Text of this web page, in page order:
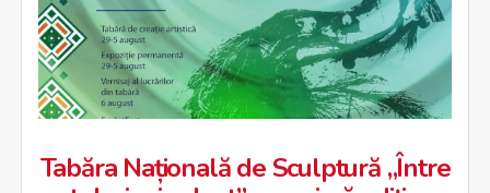
Tabăra Națională de Sculptură „Între